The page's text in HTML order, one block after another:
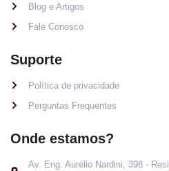
Blog e Artigos
Fale Conosco
Suporte
Política de privacidade
Perguntas Frequentes
Onde estamos?
Av. Eng. Aurélio Nardini, 398 -